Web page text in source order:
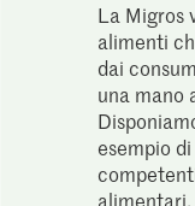
La Migros
alimenti
dai
una mano
esempio